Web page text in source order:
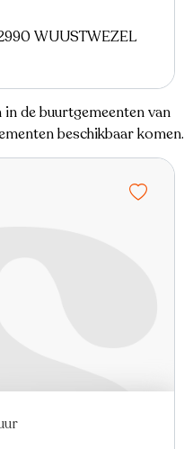
WUUSTWEZEL
de buurtgemeenten van
beschikbaar komen.